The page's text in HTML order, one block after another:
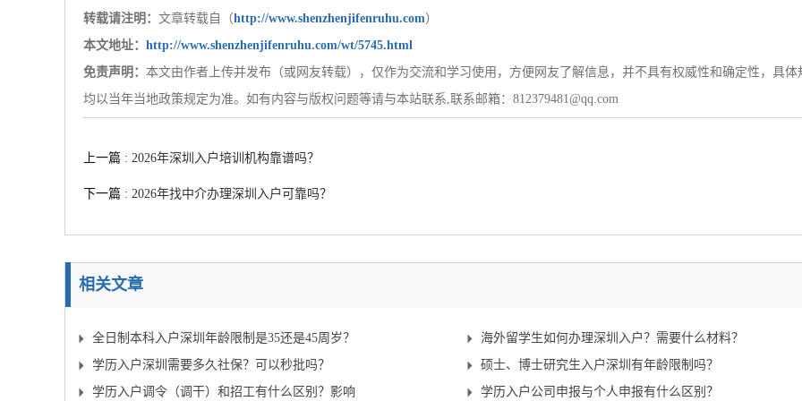
转载请注明： 文章转载自（http://www.shenzhenjifenruhu.com）
本文地址： http://www.shenzhenjifenruhu.com/wt/5745.html
免责声明： 本文由作者上传并发布（或网友转载），仅作为交流和学习使用，方便网友了解信息，并不具有权威性和确定性，具体
均以当年当地政策规定为准。如有内容与版权问题等请与本站联系,联系邮箱：812379481@qq.com
上一篇 : 2026年深圳入户培训机构靠谱吗？
下一篇 : 2026年找中介办理深圳入户可靠吗？
相关文章
全日制本科入户深圳年龄限制是35还是45周岁？
海外留学生如何办理深圳入户？需要什么材料？
学历入户深圳需要多久社保？可以秒批吗？
硕士、博士研究生入户深圳有年龄限制吗？
学历入户调令（调干）和招工有什么区别？影响
学历入户公司申报与个人申报有什么区别？